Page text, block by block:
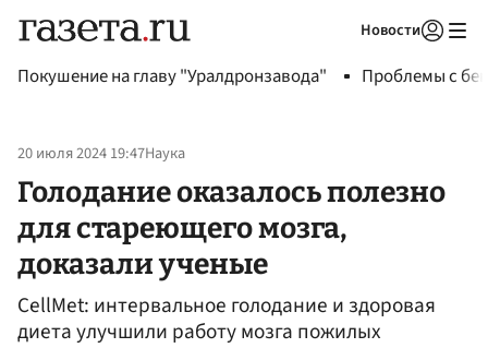
Новости
Покушение на главу "Уралдронзавода" Проблемы с
20 июля 2024 19:47Наука
Голодание оказалось полезно
для стареющего мозга,
доказали ученые
CellMet: интервальное голодание и здоровая
диета улучшили работу мозга пожилых